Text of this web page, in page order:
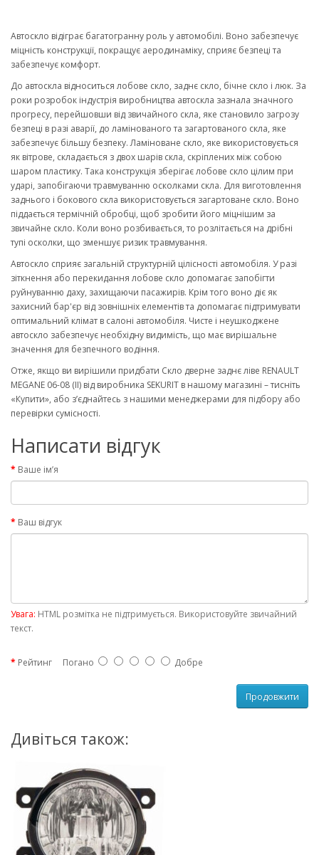
Автоскло відіграє багатогранну роль у автомобілі. Воно забезпечує
міцність конструкції, покращує аеродинаміку, сприяє безпеці та
забезпечує комфорт.
До автоскла відноситься лобове скло, заднє скло, бічне скло і люк. За
роки розробок індустрія виробництва автоскла зазнала значного
прогресу, перейшовши від звичайного скла, яке становило загрозу
безпеці в разі аварії, до ламінованого та загартованого скла, яке
забезпечує більшу безпеку. Ламіноване скло, яке використовується
як вітрове, складається з двох шарів скла, скріплених між собою
шаром пластику. Така конструкція зберігає лобове скло цілим при
ударі, запобігаючи травмуванню осколками скла. Для виготовлення
заднього і бокового скла використовується загартоване скло. Воно
піддається термічній обробці, щоб зробити його міцнішим за
звичайне скло. Коли воно розбивається, то розлітається на дрібні
тупі осколки, що зменшує ризик травмування.
Автоскло сприяє загальній структурній цілісності автомобіля. У разі
зіткнення або перекидання лобове скло допомагає запобігти
руйнуванню даху, захищаючи пасажирів. Крім того воно діє як
захисний бар'єр від зовнішніх елементів та допомагає підтримувати
оптимальний клімат в салоні автомобіля. Чисте і неушкоджене
автоскло забезпечує необхідну видимість, що має вирішальне
значення для безпечного водіння.
Отже, якщо ви вирішили придбати Скло дверне заднє ліве RENAULT
MEGANE 06-08 (II) від виробника SEKURIT в нашому магазині – тисніть
«Купити», або з’єднайтесь з нашими менеджерами для підбору або
перевірки сумісності.
Написати відгук
Ваше ім’я
Ваш відгук
Увага: HTML розмітка не підтримується. Використовуйте звичайний
текст.
Рейтинг Погано Добре
Продовжити
Дивіться також: